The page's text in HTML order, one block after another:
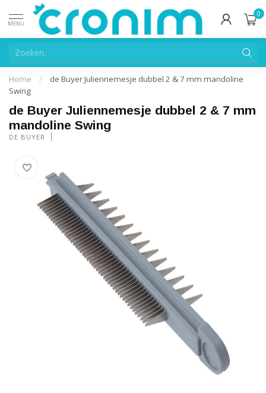
MENU
0
Home /
de Buyer Juliennemesje dubbel 2 & 7 mm mandoline
Swing
de Buyer Juliennemesje dubbel 2 & 7 mm
mandoline Swing
DE BUYER